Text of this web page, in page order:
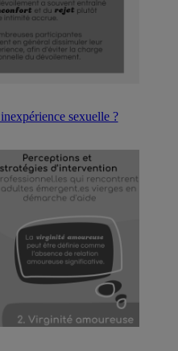
sexuelle ?